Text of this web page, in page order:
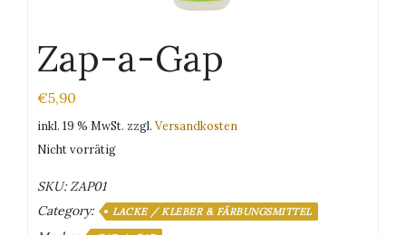
Zap-a-Gap
€5,90
inkl. 19 % MwSt. zzgl. Versandkosten
Nicht vorrätig
SKU:ZAP01
Category:
LACKE / KLEBER & FÄRBUNGSMITTEL